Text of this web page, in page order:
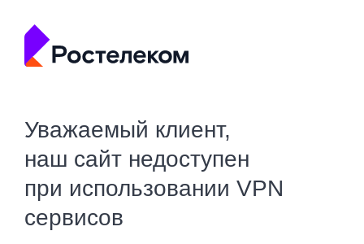
Уважаемый клиент,
наш сайт недоступен
при использовании VPN
сервисов